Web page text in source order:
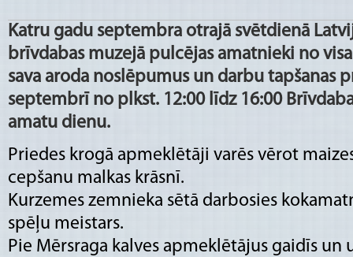
Katru gadu septembra otrajā svētdienā
brīvdabas muzejā pulcējas amatnieki no
sava aroda noslēpumus un darbu tapšanas
septembrī no plkst. 12:00 līdz 16:00
amatu dienu.
Priedes krogā apmeklētāji varēs vērot
cepšanu malkas krāsnī.
Kurzemes zemnieka sētā darbosies
spēļu meistars.
Pie Mērsraga kalves apmeklētājus gaidīs un